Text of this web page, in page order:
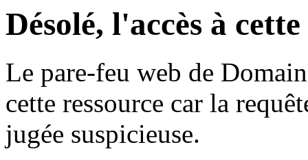
Désolé, l'accès à
Le pare-feu web de
cette ressource car la
jugée suspicieuse.